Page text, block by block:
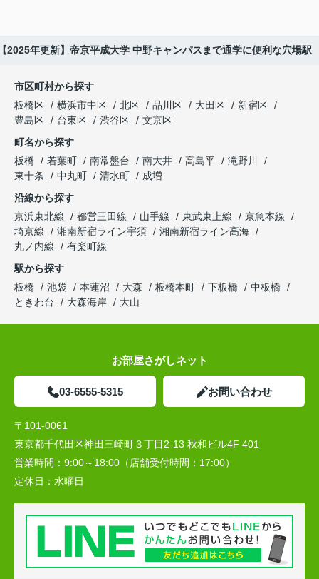
2025年更新】帝京平成大学 中野キャンパスまで通学に便利な穴場駅
市区町村から探す
板橋区
横浜市中区 北区 品川区 大田区
新宿区
豊島区
台東区 渋谷区
文京区
町名から探す
板橋
若葉町 南常盤台 南大井 高島平
滝野川
東十条
中丸町 清水町
成増
沿線から探す
京浜東北線
都営三田線 山手線 東武東上線
京急本線
埼京線
湘南新宿ライン宇須
湘南新宿ライン高海
丸ノ内線
有楽町線
駅から探す
板橋
池袋 本蓮沼 大森 板橋本町 下板橋
中板橋
ときわ台
大森海岸 大山
お部屋さがしネット
03-6555-5315 お問い合わせ
〒101-0061
東京都千代田区神田三崎町３丁目2-13 秋和ビル4F 401
営業時間： 9:00～18:00（店舗受付時間：17:00）
定休日： 水曜日